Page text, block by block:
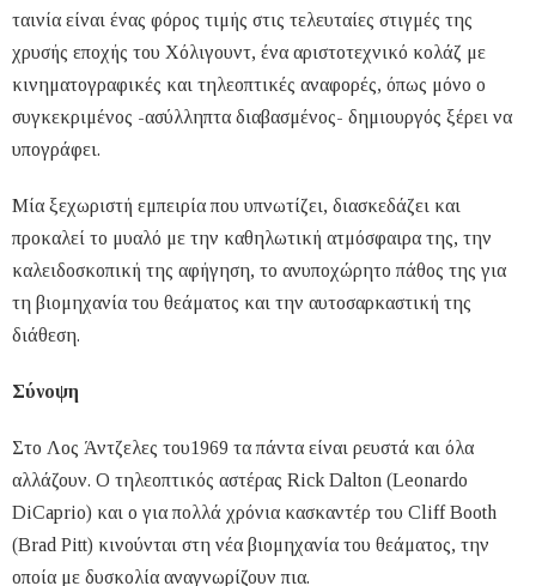
ταινία είναι ένας φόρος τιμής στις τελευταίες στιγμές της
χρυσής εποχής του Χόλιγουντ, ένα αριστοτεχνικό κολάζ με
κινηματογραφικές και τηλεοπτικές αναφορές, όπως μόνο ο
συγκεκριμένος -ασύλληπτα διαβασμένος- δημιουργός ξέρει να
υπογράφει.
Μία ξεχωριστή εμπειρία που υπνωτίζει, διασκεδάζει και
προκαλεί το μυαλό με την καθηλωτική ατμόσφαιρα της, την
καλειδοσκοπική της αφήγηση, το ανυποχώρητο πάθος της για
τη βιομηχανία του θεάματος και την αυτοσαρκαστική της
διάθεση.
Σύνοψη
Στο Λος Άντζελες του1969 τα πάντα είναι ρευστά και όλα
αλλάζουν. Ο τηλεοπτικός αστέρας Rick Dalton (Leonardo
DiCaprio) και ο για πολλά χρόνια κασκαντέρ του Cliff Booth
(Brad Pitt) κινούνται στη νέα βιομηχανία του θεάματος, την
οποία με δυσκολία αναγνωρίζουν πια.